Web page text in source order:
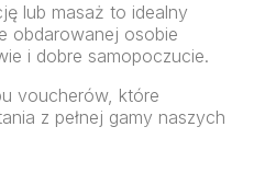
lub masaż to idealny
obdarowanej osobie
i dobre samopoczucie.
voucherów, które
z pełnej gamy naszych